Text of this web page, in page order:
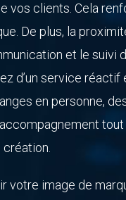
vos clients. Cela
De plus, la
et le suivi
d’un service réactif
en personne,
tout
votre image de